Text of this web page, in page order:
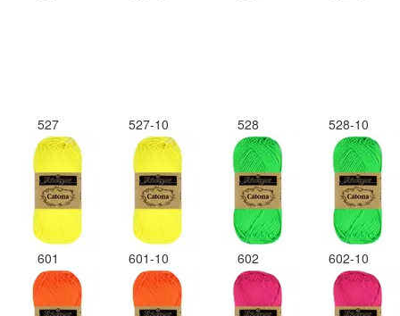
527 527-10 528 528-10
601 601-10 602 602-10